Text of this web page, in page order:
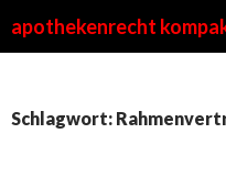
apothekenrecht
Schlagwort: